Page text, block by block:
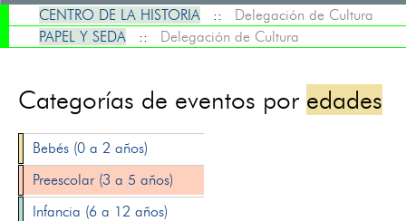
CENTRO DE LA HISTORIA :: Delegación de Cultura
PAPEL Y SEDA :: Delegación de Cultura
Categorías de eventos por edades
Bebés (0 a 2 años)
Preescolar (3 a 5 años)
Infancia (6 a 12 años)